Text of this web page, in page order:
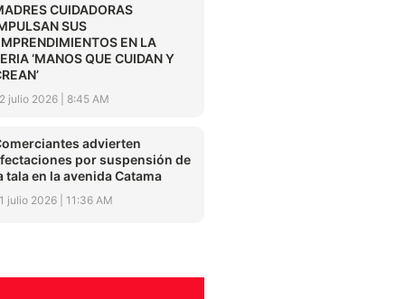
CUIDADORAS
SUS
EN LA
‘MANOS QUE CUIDAN Y
julio 2026 8:45 AM
advierten
por suspensión de
tala en la avenida Catama
julio 2026 11:36 AM